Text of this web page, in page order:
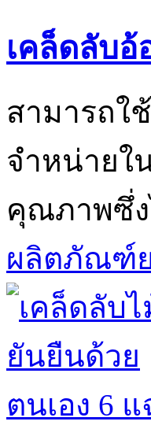
เคล็ดลับอ้
สามารถใ
จำหน่ายใ
คุณภาพซึ่ง
ผลิตภัณฑ์